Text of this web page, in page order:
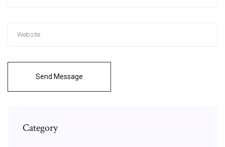
Send Message
Category